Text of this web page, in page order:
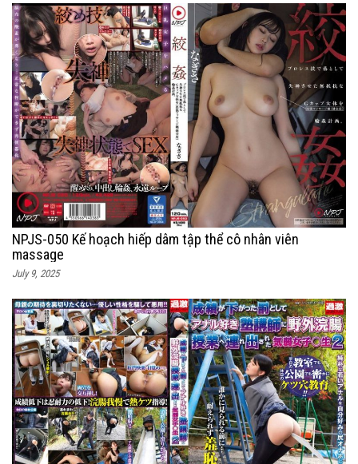
NPJS-050 Kế hoạch hiếp dâm tập thể cô nhân viên
massage
July 9, 2025